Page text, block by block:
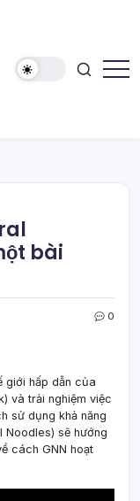
bài
0
giới hấp dẫn của
và trải nghiệm việc
sử dụng khả năng
Noodles) sẽ hướng
cách GNN hoạt